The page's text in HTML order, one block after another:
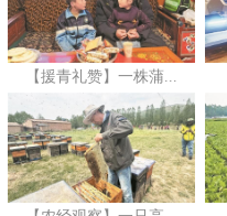
【援青礼赞】一株蒲...